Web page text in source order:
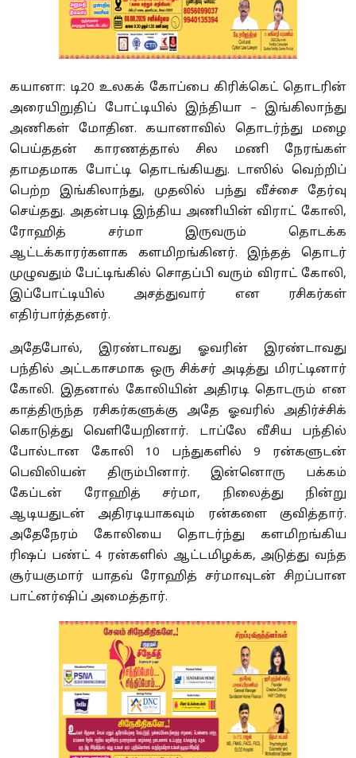
கயானா: டி20 உலகக் கோப்பை கிரிக்கெட் தொடரின்
அரையிறுதிப் போட்டியில் இந்தியா – இங்கிலாந்து
அணிகள் மோதின. கயானாவில் தொடர்ந்து மழை
பெய்ததன் காரணத்தால் சில மணி நேரங்கள்
தாமதமாக போட்டி தொடங்கியது. டாஸில் வெற்றிப்
பெற்ற இங்கிலாந்து, முதலில் பந்து வீச்சை தேர்வு
செய்தது. அதன்படி இந்திய அணியின் விராட் கோலி,
ரோஹித் சர்மா இருவரும் தொடக்க
ஆட்டக்காரர்களாக களமிறங்கினர். இந்தத் தொடர்
முழுவதும் பேட்டிங்கில் சொதப்பி வரும் விராட் கோலி,
இப்போட்டியில் அசத்துவார் என ரசிகர்கள்
எதிர்பார்த்தனர்.
அதேபோல், இரண்டாவது ஓவரின் இரண்டாவது
பந்தில் அட்டகாசமாக ஒரு சிக்சர் அடித்து மிரட்டினார்
கோலி. இதனால் கோலியின் அதிரடி தொடரும் என
காத்திருந்த ரசிகர்களுக்கு அதே ஓவரில் அதிர்ச்சிக்
கொடுத்து வெளியேறினார். டாப்லே வீசிய பந்தில்
போல்டான கோலி 10 பந்துகளில் 9 ரன்களுடன்
பெவிலியன் திரும்பினார். இன்னொரு பக்கம்
கேப்டன் ரோஹித் சர்மா, நிலைத்து நின்று
ஆடியதுடன் அதிரடியாகவும் ரன்களை குவித்தார்.
அதேநேரம் கோலியை தொடர்ந்து களமிறங்கிய
ரிஷப் பண்ட் 4 ரன்களில் ஆட்டமிழக்க, அடுத்து வந்த
சூர்யகுமார் யாதவ் ரோஹித் சர்மாவுடன் சிறப்பான
பாட்னர்ஷிப் அமைத்தார்.